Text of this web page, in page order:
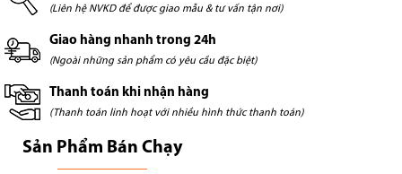
(Liên hệ NVKD để được giao mẫu & tư vấn tận nơi)
Giao hàng nhanh trong 24h
(Ngoài những sản phẩm có yêu cầu đặc biệt)
Thanh toán khi nhận hàng
(Thanh toán linh hoạt với nhiều hình thức thanh toán)
Sản Phẩm Bán Chạy